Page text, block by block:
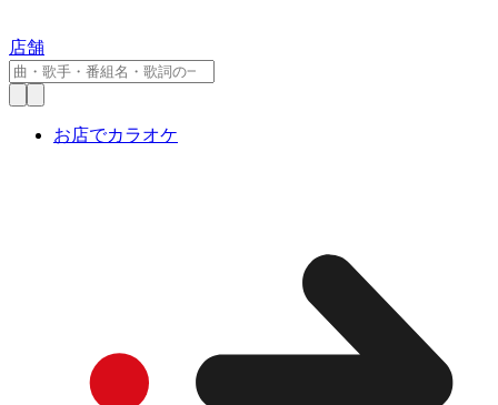
店舗
お店でカラオケ